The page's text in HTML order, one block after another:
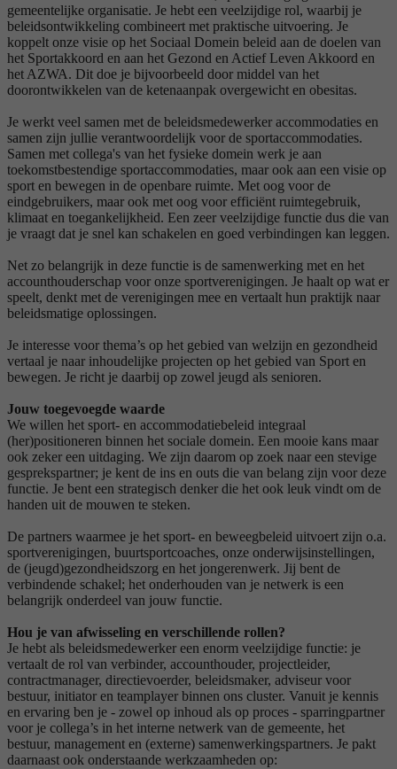
gemeentelijke organisatie. Je hebt een veelzijdige rol, waarbij je
beleidsontwikkeling combineert met praktische uitvoering. Je
koppelt onze visie op het Sociaal Domein beleid aan de doelen van
het Sportakkoord en aan het Gezond en Actief Leven Akkoord en
het AZWA. Dit doe je bijvoorbeeld door middel van het
doorontwikkelen van de ketenaanpak overgewicht en obesitas.
Je werkt veel samen met de beleidsmedewerker accommodaties en
samen zijn jullie verantwoordelijk voor de sportaccommodaties.
Samen met collega's van het fysieke domein werk je aan
toekomstbestendige sportaccommodaties, maar ook aan een visie op
sport en bewegen in de openbare ruimte. Met oog voor de
eindgebruikers, maar ook met oog voor efficiënt ruimtegebruik,
klimaat en toegankelijkheid. Een zeer veelzijdige functie dus die van
je vraagt dat je snel kan schakelen en goed verbindingen kan leggen.
Net zo belangrijk in deze functie is de samenwerking met en het
accounthouderschap voor onze sportverenigingen. Je haalt op wat er
speelt, denkt met de verenigingen mee en vertaalt hun praktijk naar
beleidsmatige oplossingen.
Je interesse voor thema’s op het gebied van welzijn en gezondheid
vertaal je naar inhoudelijke projecten op het gebied van Sport en
bewegen. Je richt je daarbij op zowel jeugd als senioren.
Jouw toegevoegde waarde
We willen het sport- en accommodatiebeleid integraal
(her)positioneren binnen het sociale domein. Een mooie kans maar
ook zeker een uitdaging. We zijn daarom op zoek naar een stevige
gesprekspartner; je kent de ins en outs die van belang zijn voor deze
functie. Je bent een strategisch denker die het ook leuk vindt om de
handen uit de mouwen te steken.
De partners waarmee je het sport- en beweegbeleid uitvoert zijn o.a.
sportverenigingen, buurtsportcoaches, onze onderwijsinstellingen,
de (jeugd)gezondheidszorg en het jongerenwerk. Jij bent de
verbindende schakel; het onderhouden van je netwerk is een
belangrijk onderdeel van jouw functie.
Hou je van afwisseling en verschillende rollen?
Je hebt als beleidsmedewerker een enorm veelzijdige functie: je
vertaalt de rol van verbinder, accounthouder, projectleider,
contractmanager, directievoerder, beleidsmaker, adviseur voor
bestuur, initiator en teamplayer binnen ons cluster. Vanuit je kennis
en ervaring ben je - zowel op inhoud als op proces - sparringpartner
voor je collega’s in het interne netwerk van de gemeente, het
bestuur, management en (externe) samenwerkingspartners. Je pakt
daarnaast ook onderstaande werkzaamheden op: